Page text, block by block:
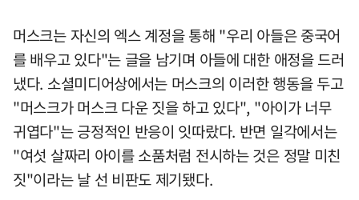
머스크는 자신의 엑스 계정을 통해 "우리 아들은 중국어
를 배우고 있다"는 글을 남기며 아들에 대한 애정을 드러
냈다. 소셜미디어상에서는 머스크의 이러한 행동을 두고
"머스크가 머스크 다운 짓을 하고 있다", "아이가 너무
귀엽다"는 긍정적인 반응이 잇따랐다. 반면 일각에서는
"여섯 살짜리 아이를 소품처럼 전시하는 것은 정말 미친
짓"이라는 날 선 비판도 제기됐다.